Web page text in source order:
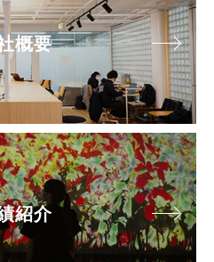
概要
紹介